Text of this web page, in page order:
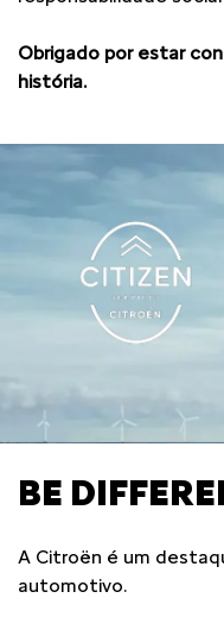
Obrigado por estar
história.
BE
A Citroën é um
automotivo.